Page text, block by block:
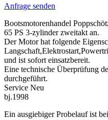
Anfrage senden
Bootsmotorenhandel
65 PS 3-zylinder zweitakt an.
Der Motor hat folgende
und ist sofort einsatzbereit.
Eine technische Überprüfung
durchgeführt.
Service Neu
bj.1998
Ein ausgiebiger Probelauf ist